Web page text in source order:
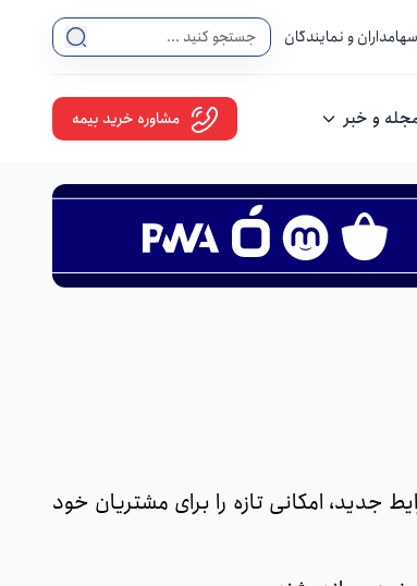
و نمایندگان
و خبر مشاوره خرید بیمه
جدید، امکانی تازه را برای مشتریان خود